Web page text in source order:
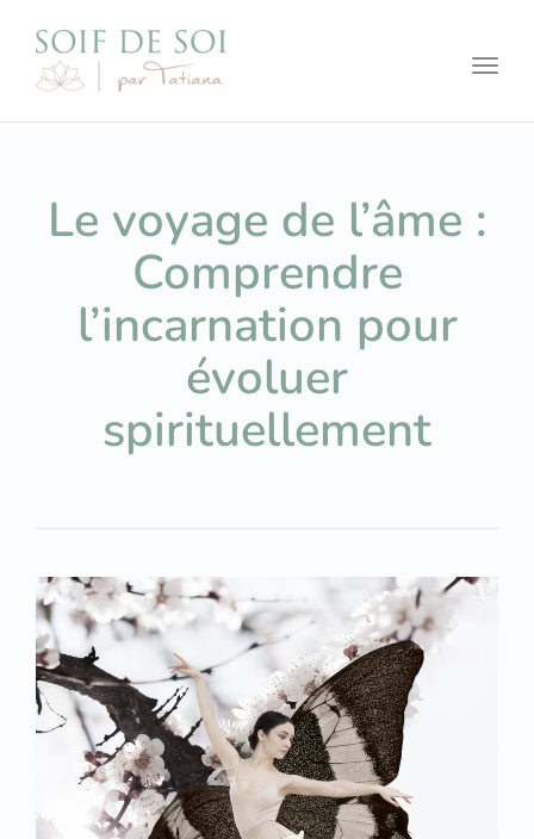
Le voyage de l’âme :
Comprendre
l’incarnation pour
évoluer
spirituellement